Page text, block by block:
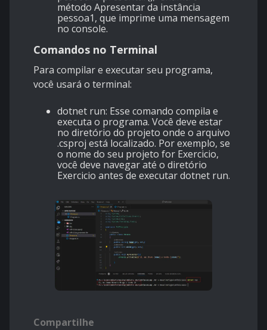
método Apresentar da instância
pessoa1, que imprime uma mensagem
no console.
Comandos no Terminal
Para compilar e executar seu programa,
você usará o terminal:
dotnet run: Esse comando compila e
executa o programa. Você deve estar
no diretório do projeto onde o arquivo
.csproj está localizado. Por exemplo, se
o nome do seu projeto for Exercicio,
você deve navegar até o diretório
Exercicio antes de executar dotnet run.
Compartilhe